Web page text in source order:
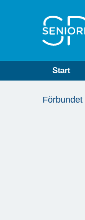
Start
är
Förbundet